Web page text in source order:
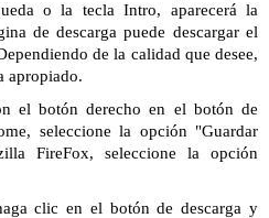
o la tecla Intro, aparecerá la
de descarga puede descargar el
de la calidad que desee,
apropiado.
el botón derecho en el botón de
seleccione la opción "Guardar
FireFox, seleccione la opción
clic en el botón de descarga y